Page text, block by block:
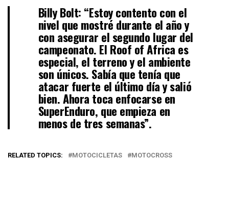
Billy Bolt: “Estoy contento con el
nivel que mostré durante el año y
con asegurar el segundo lugar del
campeonato. El Roof of Africa es
especial, el terreno y el ambiente
son únicos. Sabía que tenía que
atacar fuerte el último día y salió
bien. Ahora toca enfocarse en
SuperEnduro, que empieza en
menos de tres semanas”.
RELATED TOPICS: MOTOCICLETAS MOTOCROSS